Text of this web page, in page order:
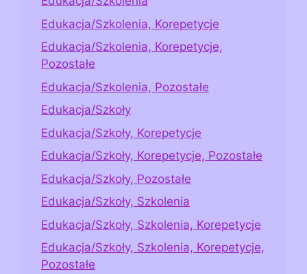
Edukacja/Szkolenia, Korepetycje
Edukacja/Szkolenia, Korepetycje,
Pozostałe
Edukacja/Szkolenia, Pozostałe
Edukacja/Szkoły
Edukacja/Szkoły, Korepetycje
Edukacja/Szkoły, Korepetycje, Pozostałe
Edukacja/Szkoły, Pozostałe
Edukacja/Szkoły, Szkolenia
Edukacja/Szkoły, Szkolenia, Korepetycje
Edukacja/Szkoły, Szkolenia, Korepetycje,
Pozostałe